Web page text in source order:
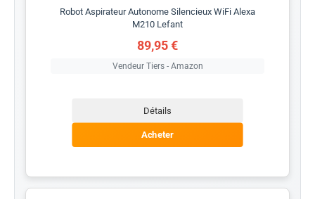
Robot Aspirateur Autonome Silencieux WiFi Alexa
M210 Lefant
89,95 €
Vendeur Tiers - Amazon
Détails
Acheter